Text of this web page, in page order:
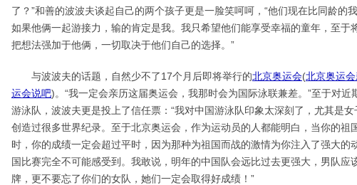
了？”和善的波波夫谈起自己的两个孩子更是一脸笑呵呵，“他们现在比同龄的
如果他俩一起游接力，输的肯定是我。我只希望他们能享受幸福的童年，至于
把想法强加于他俩，一切取决于他们自己的选择。”
与波波夫的话题，自然少不了17个月后即将举行的北京奥运会(北京奥运
运会说吧)。“我一定会亲历这届奥运会，我那时会为国际泳联兼差。”至于对近
游泳队，波波夫更是投上了信任票：“我对中国游泳队印象太深刻了，尤其是女
创造过很多世界纪录。至于北京奥运会，作为运动员的人都能明白，当你的祖
时，你的成绩一定会超过平时，因为那种为祖国而战的激情为你注入了强大的
国比赛完全不可能感受到。我敢说，明年的中国队会远比过去更强大，男队应
牌，更不要忘了你们的女队，她们一定会取得好成绩！”